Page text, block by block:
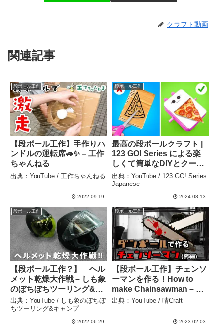
クラフト動画
関連記事
段ボール工作
【段ボール工作】手作りハ
ンドルの運転席🚙✨ – 工作
ちゃんねる
出典：YouTube / 工作ちゃんねる
2022.09.19
段ボール工作
最高の段ボールクラフト |
123 GO! Series による楽
しくて簡単なDIYとクール
なハック – 123 GO! Series
Japanese
出典：YouTube / 123 GO! Series
Japanese
2024.08.13
段ボール工作
【段ボール工作？】 ヘル
メット乾燥大作戦 – しも象
のぼちぼちツーリング&キ
ャンプ
出典：YouTube / しも象のぼちぼ
ちツーリング&キャンプ
2022.06.29
段ボール工作
【段ボール工作】チェンソ
ーマンを作る！How to
make Chainsawman – 晴
Craft
出典：YouTube / 晴Craft
2023.02.03